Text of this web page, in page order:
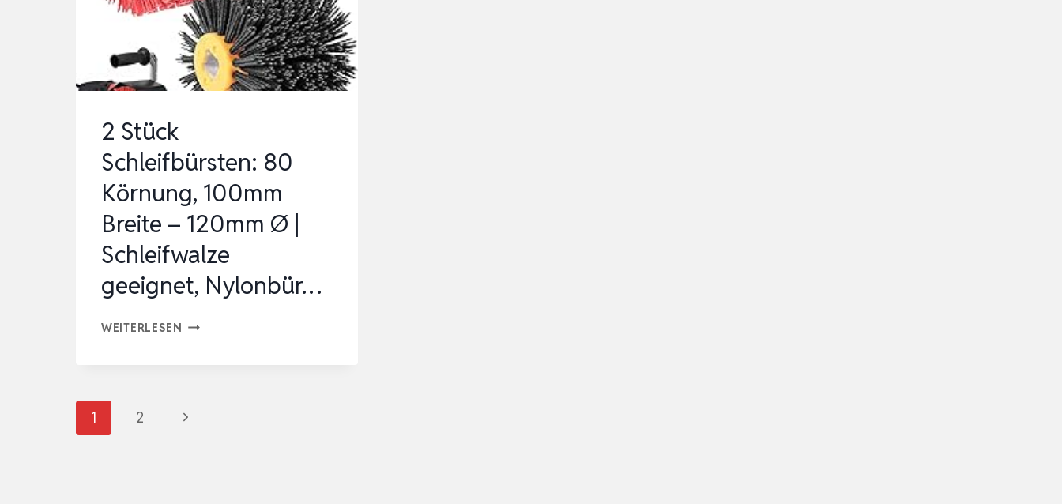
GRIT
BÜRSTE
…
2 Stück
Schleifbürsten: 80
Körnung, 100mm
Breite – 120mm Ø |
Schleifwalze
geeignet, Nylonbür…
WEITERLESEN 2
KÖRNUNG,
Seitennavigation
1 2
Nächste